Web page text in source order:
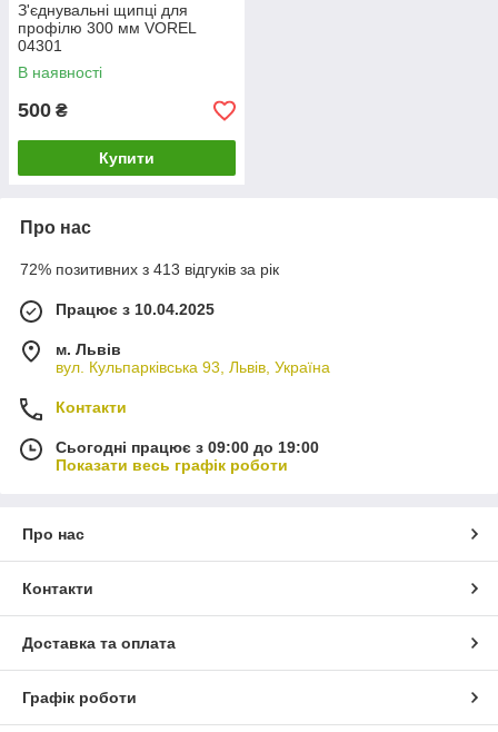
З'єднувальні щипці для
профілю 300 мм VOREL
04301
В наявності
500 ₴
Купити
Про нас
72% позитивних з 413 відгуків за рік
Працює з 10.04.2025
м. Львів
вул. Кульпарківська 93, Львів, Україна
Контакти
Сьогодні працює з 09:00 до 19:00
Показати весь графік роботи
Про нас
Контакти
Доставка та оплата
Графік роботи